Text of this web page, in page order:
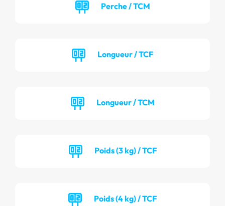
Perche / TCM
Longueur / TCF
Longueur / TCM
Poids (3 kg) / TCF
Poids (4 kg) / TCF